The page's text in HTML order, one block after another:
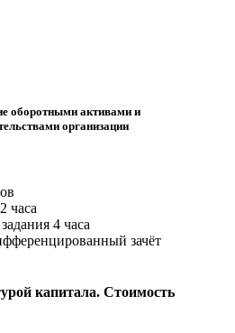
оборотными активами и
организации
2 часа
4 часа
зачёт
капитала. Стоимость